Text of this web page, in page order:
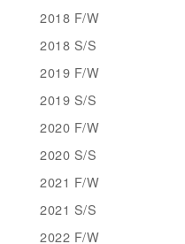
2018 F/W
2018 S/S
2019 F/W
2019 S/S
2020 F/W
2020 S/S
2021 F/W
2021 S/S
2022 F/W